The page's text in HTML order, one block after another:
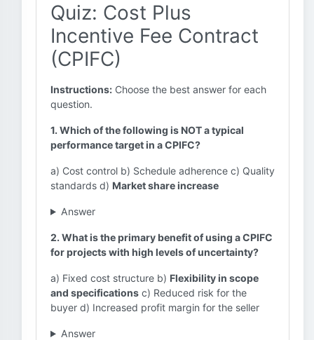
Quiz: Cost Plus
Incentive Fee Contract
(CPIFC)
Instructions: Choose the best answer for each
question.
1. Which of the following is NOT a typical
performance target in a CPIFC?
a) Cost control b) Schedule adherence c) Quality
standards d) Market share increase
Answer
2. What is the primary benefit of using a CPIFC
for projects with high levels of uncertainty?
a) Fixed cost structure b) Flexibility in scope
and specifications c) Reduced risk for the
buyer d) Increased profit margin for the seller
Answer